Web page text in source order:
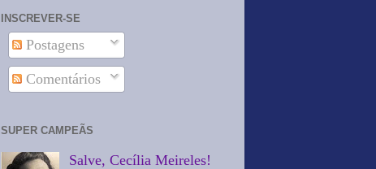
INSCREVER-SE
Postagens
Comentários
SUPER CAMPEÃS
Salve, Cecília Meireles!